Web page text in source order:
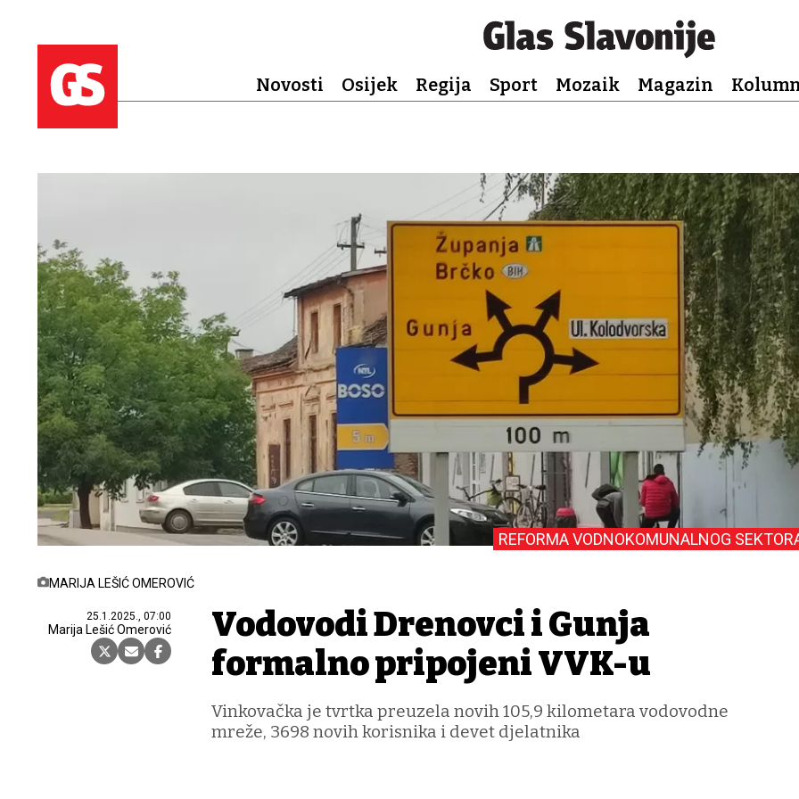
Novosti Osijek Regija Sport Mozaik Magazin
MARIJA LEŠIĆ OMEROVIĆ
25.1.2025., 07:00
Marija Lešić Omerović
REFORMA VODNOKOMUNALNOG
Vodovodi Drenovci i Gunja
formalno pripojeni VVK-u
Vinkovačka je tvrtka preuzela novih 105,9 kilometara vodovodne
mreže, 3698 novih korisnika i devet djelatnika